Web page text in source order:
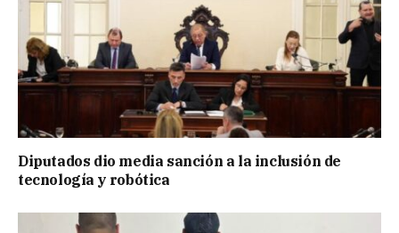
Diputados dio media sanción a la inclusión de
tecnología y robótica